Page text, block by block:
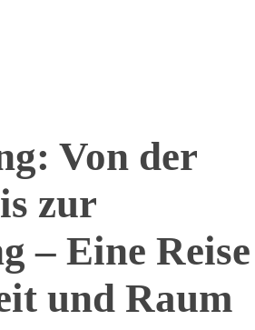
Von der
zur
– Eine Reise
und Raum